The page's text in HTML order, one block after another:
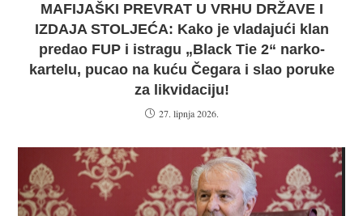
MAFIJAŠKI PREVRAT U VRHU DRŽAVE I
IZDAJA STOLJEĆA: Kako je vladajući klan
predao FUP i istragu „Black Tie 2“ narko-
kartelu, pucao na kuću Čegara i slao poruke
za likvidaciju!
27. lipnja 2026.